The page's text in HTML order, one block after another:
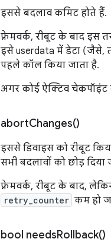
इससे बदलाव कमिट होते हैं.
फ़्रेमवर्क, रीबूट के बाद इस
इसे userdata में डेटा (जैसे,
पहले कॉल किया जाता है.
अगर कोई ऐक्टिव चेकपॉइंट
abortChanges()
इससे डिवाइस को रीबूट
सभी बदलावों को छोड़ दिया
फ़्रेमवर्क, रीबूट के बाद,
retry_counter कम हो
bool needsRollback()